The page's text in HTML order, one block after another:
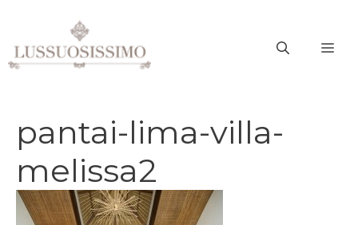
contenuto
pantai-lima-villa-
melissa2